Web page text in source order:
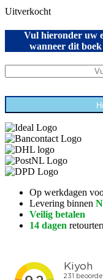
Uitverkocht
Vul hieronder uw
wanneer dit
Op werkdagen
Levering binnen
Veilig betalen
14 dagen